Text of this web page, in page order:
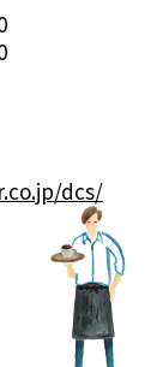
dcs/